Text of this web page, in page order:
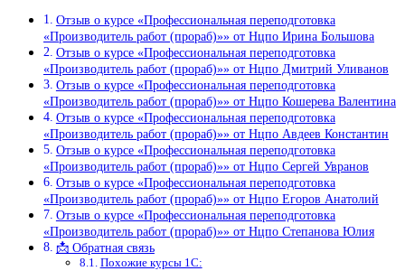
Отзыв о курсе «Профессиональная переподготовка
«Производитель работ (прораб)»» от Нцпо Ирина Большова
Отзыв о курсе «Профессиональная переподготовка
«Производитель работ (прораб)»» от Нцпо Дмитрий Уливанов
Отзыв о курсе «Профессиональная переподготовка
«Производитель работ (прораб)»» от Нцпо Кошерева Валентина
Отзыв о курсе «Профессиональная переподготовка
«Производитель работ (прораб)»» от Нцпо Авдеев Константин
Отзыв о курсе «Профессиональная переподготовка
«Производитель работ (прораб)»» от Нцпо Сергей Увранов
Отзыв о курсе «Профессиональная переподготовка
«Производитель работ (прораб)»» от Нцпо Егоров Анатолий
Отзыв о курсе «Профессиональная переподготовка
«Производитель работ (прораб)»» от Нцпо Степанова Юлия
📩 Обратная связь
Похожие курсы 1С: